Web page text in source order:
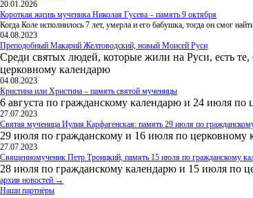
20.01.2026
Короткая жизнь мученика Николая Гусева – память 9 октября
Когда Коле исполнилось 7 лет, умерла и его бабушка, тогда он смог
04.08.2023
Преподобный Макарий Желтоводский, новый Моисей Руси
Среди святых людей, которые жили на Руси, есть
церковному календарю
04.08.2023
Кристина или Христина – память святой мученицы
6 августа по гражданскому календарю и 24 июля
27.07.2023
Святая мученица Иулия Карфагенская: память 29 июля по
29 июля по гражданскому и 16 июля по
27.07.2023
Священномученик Петр Троицкий, память 15 июля по гражданскому
28 июля по гражданскому календарю и 15 июля по
архив новостей →
Наши партнёры